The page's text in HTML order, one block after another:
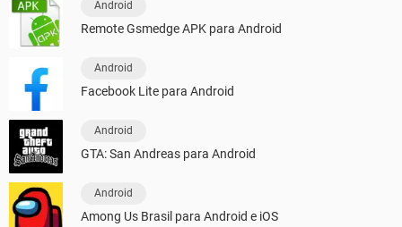
Android
Remote Gsmedge APK para Android
Android
Facebook Lite para Android
Android
GTA: San Andreas para Android
Android
Among Us Brasil para Android e iOS